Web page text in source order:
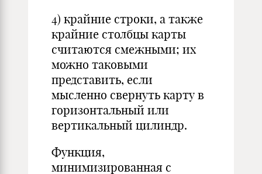
4) крайние строки, а также
крайние столбцы карты
считаются смежными; их
можно таковыми
представить, если
мысленно свернуть карту в
горизонтальный или
вертикальный цилиндр.
Функция,
минимизированная с